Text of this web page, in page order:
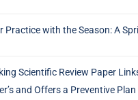
Practice with the Season: A
Scientific Review Paper
and Offers a Preventive Plan